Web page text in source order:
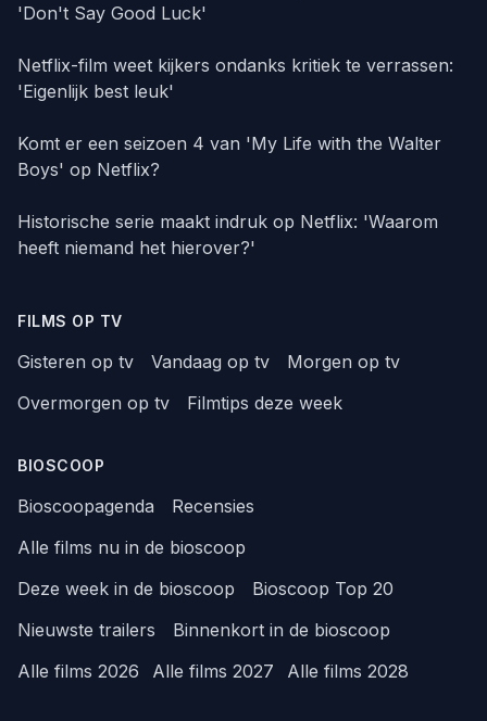
'Don't Say Good Luck'
Netflix-film weet kijkers ondanks kritiek te verrassen:
'Eigenlijk best leuk'
Komt er een seizoen 4 van 'My Life with the Walter
Boys' op Netflix?
Historische serie maakt indruk op Netflix: 'Waarom
heeft niemand het hierover?'
FILMS OP TV
Gisteren op tv Vandaag op tv
Morgen op tv
Overmorgen op tv
Filmtips deze week
BIOSCOOP
Bioscoopagenda
Recensies
Alle films nu in de bioscoop
Deze week in de bioscoop
Bioscoop Top 20
Nieuwste trailers
Binnenkort in de bioscoop
Alle films 2026
Alle films 2027 Alle films 2028